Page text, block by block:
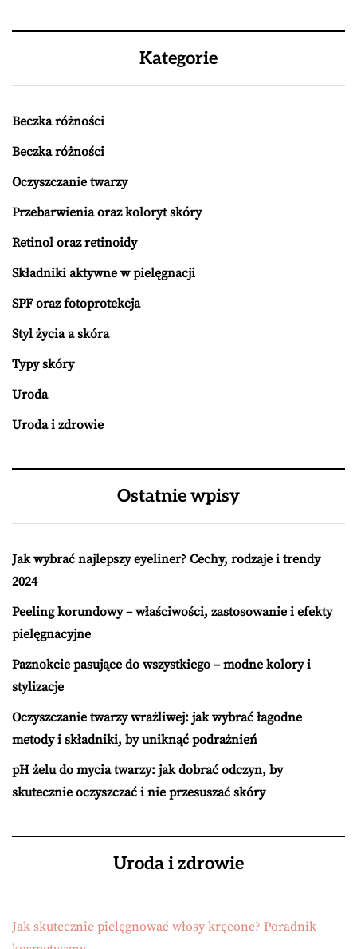
Kategorie
Beczka różności
Beczka różności
Oczyszczanie twarzy
Przebarwienia oraz koloryt skóry
Retinol oraz retinoidy
Składniki aktywne w pielęgnacji
SPF oraz fotoprotekcja
Styl życia a skóra
Typy skóry
Uroda
Uroda i zdrowie
Ostatnie wpisy
Jak wybrać najlepszy eyeliner? Cechy, rodzaje i trendy
2024
Peeling korundowy – właściwości, zastosowanie i efekty
pielęgnacyjne
Paznokcie pasujące do wszystkiego – modne kolory i
stylizacje
Oczyszczanie twarzy wrażliwej: jak wybrać łagodne
metody i składniki, by uniknąć podrażnień
pH żelu do mycia twarzy: jak dobrać odczyn, by
skutecznie oczyszczać i nie przesuszać skóry
Uroda i zdrowie
Jak skutecznie pielęgnować włosy kręcone? Poradnik